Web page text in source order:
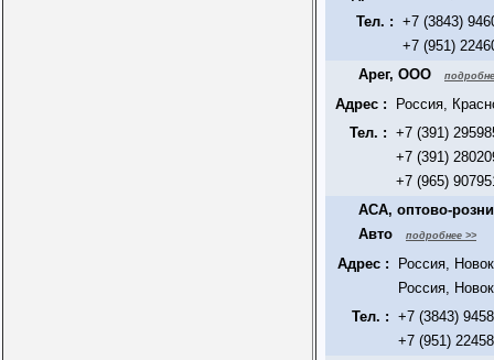
Тел. : +7 (3843)
+7 (951)
Арег, ООО
Адрес :
Россия,
Тел. : +7 (391)
+7 (391)
+7 (965)
АСА, оптово-
Авто
подробнее >>
Адрес :
Россия,
Россия,
Тел. : +7 (3843)
+7 (951)